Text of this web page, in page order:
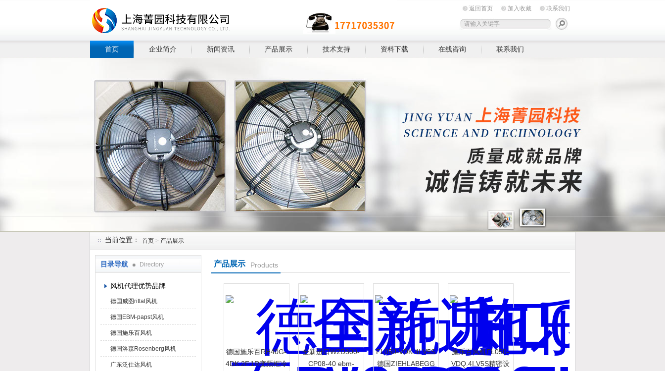
返回首页 加入收藏 联系我们
首页 企业简介 新闻资讯 产品展示 技术支持 资料下载 在线咨询 联系我们
当前位置： 首页 > 产品展示
目录导航 Directory
风机代理优势品牌
德国威图rittal风机
德国EBM-papst风机
德国施乐百风机
德国洛森Rosenberg风机
广东泛仕达风机
产品展示 Products
德国施乐百RH40G-
4DK.2F.1R变频柜冷
全新进口W2D300-
CP08-40 ebm-
FL050-VDK.4I.V5S
德国ZIEHLABEGG
施乐百风机FL050-
VDQ.4I.V5S精密设